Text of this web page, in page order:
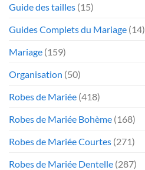
Guide des tailles (15)
Guides Complets du Mariage (14)
Mariage (159)
Organisation (50)
Robes de Mariée (418)
Robes de Mariée Bohème (168)
Robes de Mariée Courtes (271)
Robes de Mariée Dentelle (287)